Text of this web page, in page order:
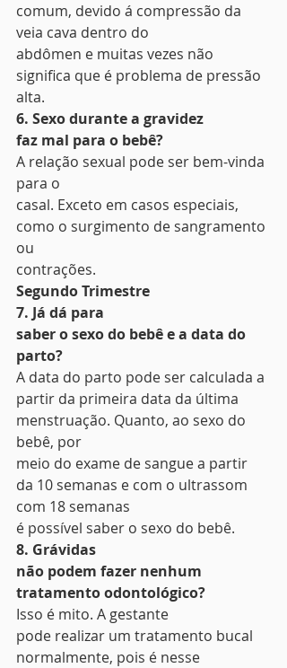
comum, devido á compressão da
veia cava dentro do
abdômen e muitas vezes não
significa que é problema de pressão
alta.
6. Sexo durante a gravidez
faz mal para o bebê?
A relação sexual pode ser bem-vinda
para o
casal. Exceto em casos especiais,
como o surgimento de sangramento
ou
contrações.
Segundo Trimestre
7. Já dá para
saber o sexo do bebê e a data do
parto?
A data do parto pode ser calculada a
partir da primeira data da última
menstruação. Quanto, ao sexo do
bebê, por
meio do exame de sangue a partir
da 10 semanas e com o ultrassom
com 18 semanas
é possível saber o sexo do bebê.
8. Grávidas
não podem fazer nenhum
tratamento odontológico?
Isso é mito. A gestante
pode realizar um tratamento bucal
normalmente, pois é nesse